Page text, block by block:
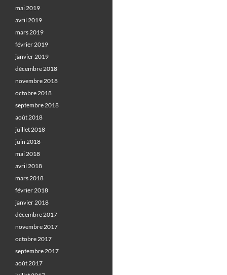
mai 2019
avril 2019
mars 2019
février 2019
janvier 2019
décembre 2018
novembre 2018
octobre 2018
septembre 2018
août 2018
juillet 2018
juin 2018
mai 2018
avril 2018
mars 2018
février 2018
janvier 2018
décembre 2017
novembre 2017
octobre 2017
septembre 2017
août 2017